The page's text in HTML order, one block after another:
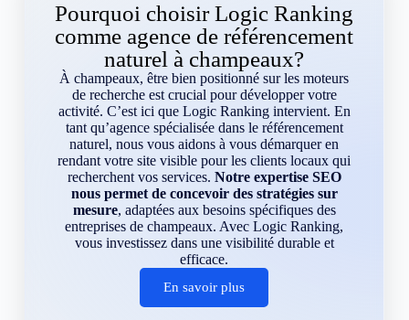
Pourquoi choisir Logic Ranking
comme agence de référencement
naturel à champeaux?
À champeaux, être bien positionné sur les moteurs
de recherche est crucial pour développer votre
activité. C’est ici que Logic Ranking intervient. En
tant qu’agence spécialisée dans le référencement
naturel, nous vous aidons à vous démarquer en
rendant votre site visible pour les clients locaux qui
recherchent vos services. Notre expertise SEO
nous permet de concevoir des stratégies sur
mesure, adaptées aux besoins spécifiques des
entreprises de champeaux. Avec Logic Ranking,
vous investissez dans une visibilité durable et
efficace.
En savoir plus